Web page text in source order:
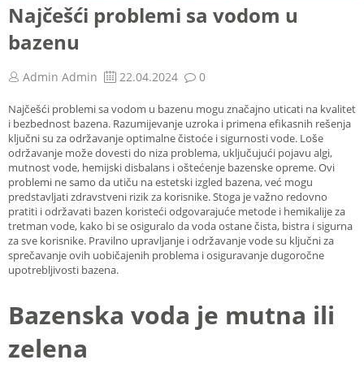
Najčešći problemi sa vodom u
bazenu
Admin Admin 22.04.2024 0
Najčešći problemi sa vodom u bazenu mogu značajno uticati na kvalitet
i bezbednost bazena. Razumijevanje uzroka i primena efikasnih rešenja
ključni su za održavanje optimalne čistoće i sigurnosti vode. Loše
održavanje može dovesti do niza problema, uključujući pojavu algi,
mutnost vode, hemijski disbalans i oštećenje bazenske opreme. Ovi
problemi ne samo da utiču na estetski izgled bazena, već mogu
predstavljati zdravstveni rizik za korisnike. Stoga je važno redovno
pratiti i održavati bazen koristeći odgovarajuće metode i hemikalije za
tretman vode, kako bi se osiguralo da voda ostane čista, bistra i sigurna
za sve korisnike. Pravilno upravljanje i održavanje vode su ključni za
sprečavanje ovih uobičajenih problema i osiguravanje dugoročne
upotrebljivosti bazena.
Bazenska voda je mutna ili
zelena